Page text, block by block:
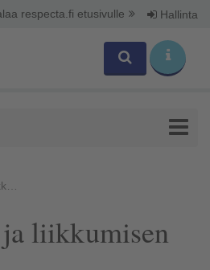
respecta.fi etusivulle Hallinta
liikkumisen